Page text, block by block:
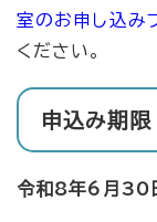
室のお申し込み
ください。
申込み期限
令和8年6月30